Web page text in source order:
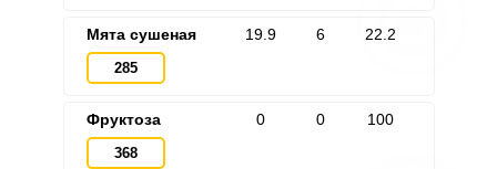
Мята сушеная
285
19.9 6 22.2
Фруктоза
368
0 0 100